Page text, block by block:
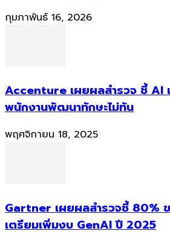
กุมภาพันธ์ 16, 2026
Accenture เผยผลสำรวจ ชี้ AI
พนักงานพัฒนาทักษะไม่ทัน
พฤศจิกายน 18, 2025
Gartner เผยผลสำรวจชี้ 80%
เตรียมเพิ่มงบ GenAI ปี 2025